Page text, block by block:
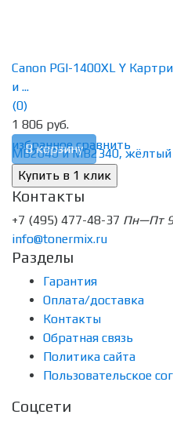
избранное сравнить
Canon PGI-1400XL Y
и ...
(0)
1 806 руб.
В корзину
Контакты
+7 (495) 477-48-37 Пн—Пт
info@tonermix.ru
Разделы
Гарантия
Оплата/доставка
Контакты
Обратная связь
Политика сайта
Пользовательское
Соцсети